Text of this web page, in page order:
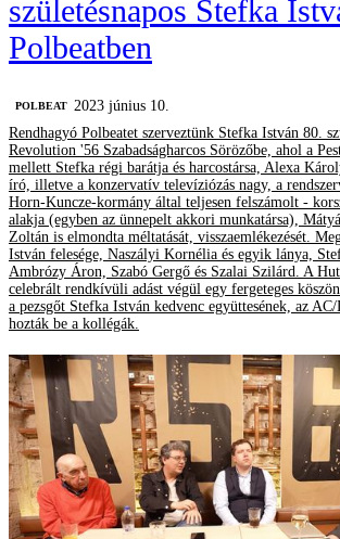
születésnapos Stefka
Polbeatben
‎POLBEAT
2023 június 10.
Rendhagyó Polbeatet szerveztünk Stefka István 80.
Revolution '56 Szabadságharcos Sörözőbe, ahol a
mellett Stefka régi barátja és harcostársa, Alexa
író, illetve a konzervatív televíziózás nagy, a
Horn-Kuncze-kormány által teljesen felszámolt -
alakja (egyben az ünnepelt akkori munkatársa),
Zoltán is elmondta méltatását, visszaemlékezését.
István felesége, Naszályi Kornélia és egyik lánya,
Ambrózy Áron, Szabó Gergő és Szalai Szilárd. A
celebrált rendkívüli adást végül egy fergeteges
a pezsgőt Stefka István kedvenc együttesének, az
hozták be a kollégák.